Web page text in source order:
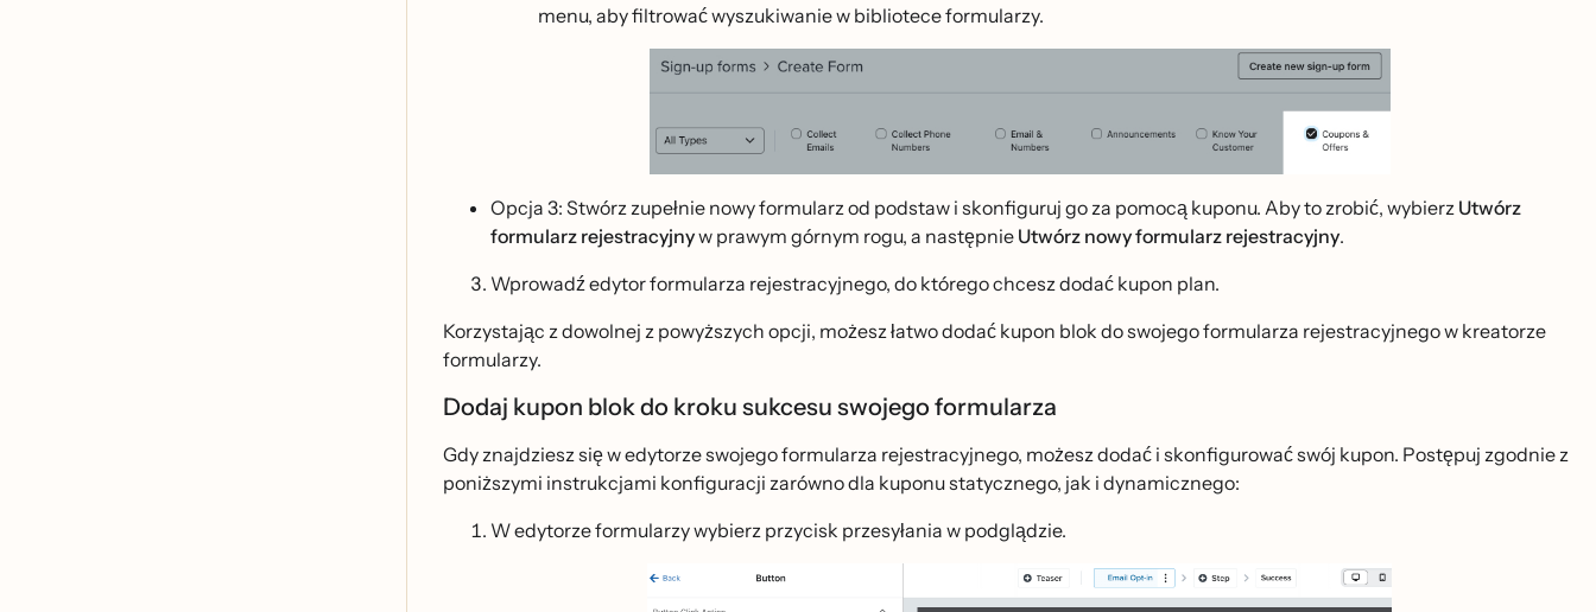
menu, aby filtrować wyszukiwanie w bibliotece formularzy.
Opcja 3: Stwórz zupełnie nowy formularz od podstaw i skonfiguruj go za pomocą kuponu. Aby to zrobić, wybierz Utwórz
formularz rejestracyjnyw prawym górnym rogu, a następnie Utwórz nowy formularz rejestracyjny.
Wprowadź edytor formularza rejestracyjnego, do którego chcesz dodać kupon plan.
Korzystając z dowolnej z powyższych opcji, możesz łatwo dodać kupon blok do swojego formularza rejestracyjnego w kreatorze
formularzy.
Dodaj kupon blok do kroku sukcesu swojego formularza
Gdy znajdziesz się w edytorze swojego formularza rejestracyjnego, możesz dodać i skonfigurować swój kupon. Postępuj zgodnie z
poniższymi instrukcjami konfiguracji zarówno dla kuponu statycznego, jak i dynamicznego:
W edytorze formularzy wybierz przycisk przesyłania w podglądzie.